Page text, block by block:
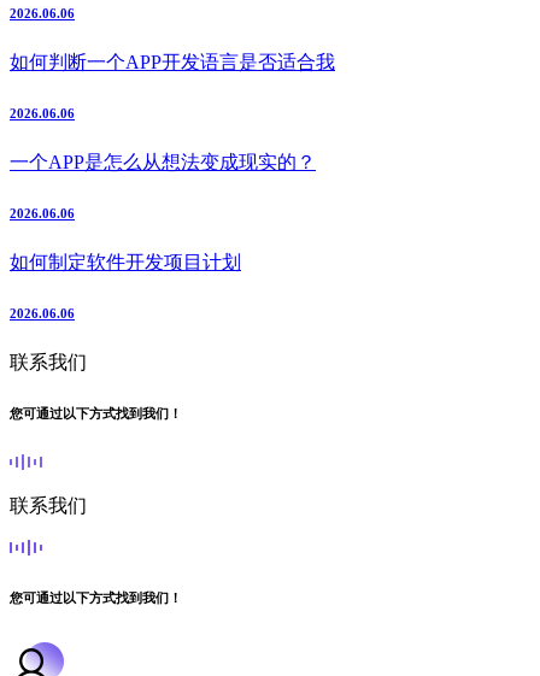
2026.06.06
如何判断一个APP开发语言是否适合我
2026.06.06
一个APP是怎么从想法变成现实的？
2026.06.06
如何制定软件开发项目计划
2026.06.06
联系我们
您可通过以下方式找到我们！
联系我们
您可通过以下方式找到我们！